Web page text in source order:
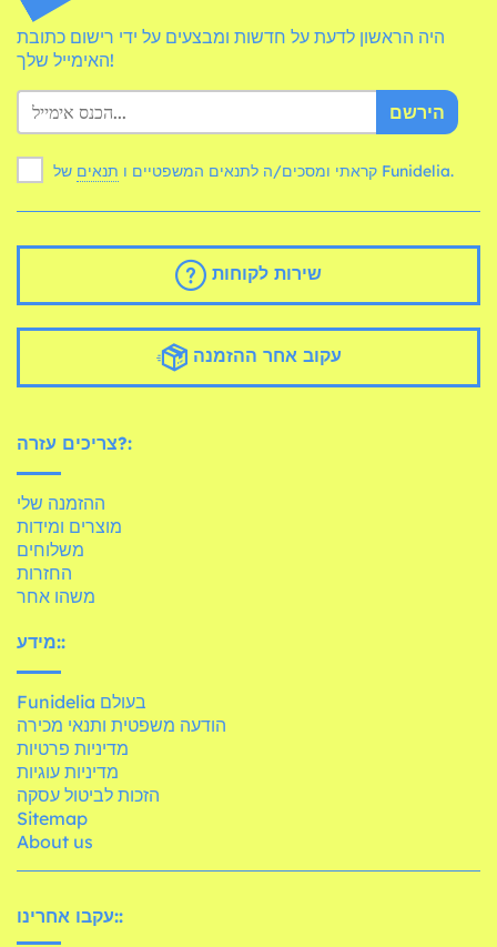
היה הראשון לדעת על חדשות ומבצעים על ידי רישום כתובת
האימייל שלך!
הירשם
קראתי ומסכים/ה לתנאים המשפטיים ו תנאים של Funidelia.
שירות לקוחות
עקוב אחר ההזמנה
צריכים עזרה?:
ההזמנה שלי
מוצרים ומידות
משלוחים
החזרות
משהו אחר
מידע::
Funidelia בעולם
הודעה משפטית ותנאי מכירה
מדיניות פרטיות
מדיניות עוגיות
הזכות לביטול עסקה
Sitemap
About us
עקבו אחרינו::